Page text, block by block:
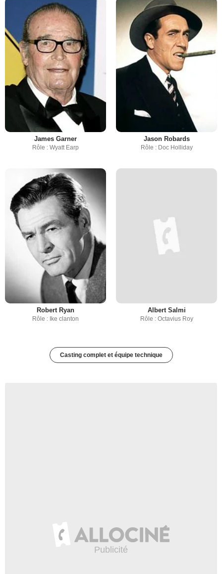
James Garner
Rôle : Wyatt Earp
Jason Robards
Rôle : Doc Holliday
Robert Ryan
Rôle : Ike clanton
Albert Salmi
Rôle : Octavius Roy
Casting complet et équipe technique